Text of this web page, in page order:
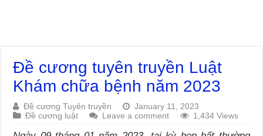
Đề cương tuyên truyền Luật
Khám chữa bệnh năm 2023
Đề cương Tuyên truyền
January 11, 2023
Đề cương luật
Leave a comment 1,434 Views